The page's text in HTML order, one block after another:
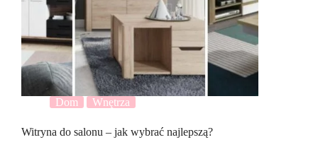
Dom Wnętrza
Witryna do salonu – jak wybrać najlepszą?